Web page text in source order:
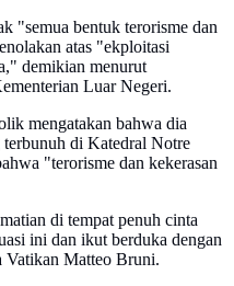
"semua bentuk terorisme dan
atas "ekploitasi
demikian menurut
Luar Negeri.
mengatakan bahwa dia
di Katedral Notre
"terorisme dan kekerasan
di tempat penuh cinta
ini dan ikut berduka dengan
Matteo Bruni.